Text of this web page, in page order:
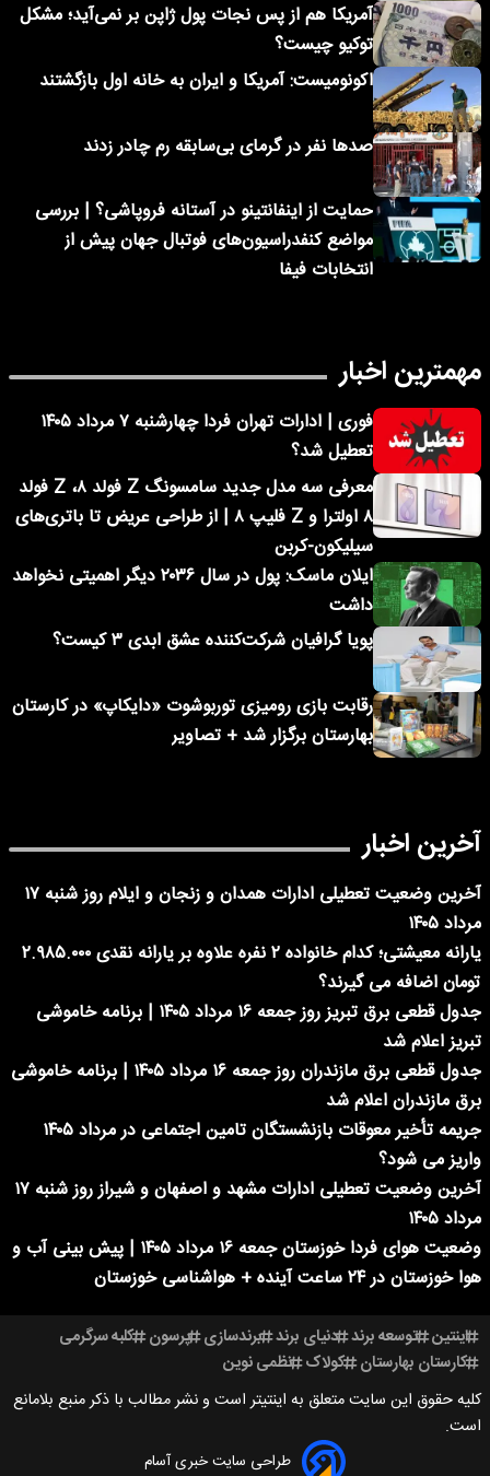
آمریکا هم از پس نجات پول ژاپن بر نمی‌آید؛ مشکل
توکیو چیست؟
اکونومیست: آمریکا و ایران به خانه اول بازگشتند
صدها نفر در گرمای بی‌سابقه رم چادر زدند
حمایت از اینفانتینو در آستانه فروپاشی؟ | بررسی
مواضع کنفدراسیون‌های فوتبال جهان پیش از
انتخابات فیفا
مهمترین اخبار
فوری | ادارات تهران فردا چهارشنبه ۷ مرداد ۱۴۰۵
تعطیل شد؟
معرفی سه مدل جدید سامسونگ Z فولد ۸، Z فولد
۸ اولترا و Z فلیپ ۸ | از طراحی عریض تا باتری‌های
سیلیکون-کربن
ایلان ماسک: پول در سال ۲۰۳۶ دیگر اهمیتی نخواهد
داشت
پویا گرافیان شرکت‌کننده عشق ابدی ۳ کیست؟
رقابت بازی رومیزی توربوشوت «دایکاپ» در کارستان
بهارستان برگزار شد + تصاویر
آخرین اخبار
آخرین وضعیت تعطیلی ادارات همدان و زنجان و ایلام روز شنبه ۱۷
مرداد ۱۴۰۵
یارانه معیشتی؛ کدام خانواده ۲ نفره علاوه بر یارانه نقدی ۲.۹۸۵.۰۰۰
تومان اضافه می گیرند؟
جدول قطعی برق تبریز روز جمعه ۱۶ مرداد ۱۴۰۵ | برنامه خاموشی
تبریز اعلام شد
جدول قطعی برق مازندران روز جمعه ۱۶ مرداد ۱۴۰۵ | برنامه خاموشی
برق مازندران اعلام شد
جریمه تأخیر معوقات بازنشستگان تامین اجتماعی در مرداد ۱۴۰۵
واریز می شود؟
آخرین وضعیت تعطیلی ادارات مشهد و اصفهان و شیراز روز شنبه ۱۷
مرداد ۱۴۰۵
وضعیت هوای فردا خوزستان جمعه ۱۶ مرداد ۱۴۰۵ | پیش بینی آب و
هوا خوزستان در ۲۴ ساعت آینده + هواشناسی خوزستان
اینتین توسعه برند دنیای برند برندسازی پرسون کلبه سرگرمی
کارستان بهارستان کولاک نظمی نوین
کلیه حقوق این سایت متعلق به اینتیتر است و نشر مطالب با ذکر منبع بلامانع
است.
طراحی سایت خبری آسام